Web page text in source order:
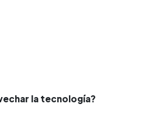
la tecnología?